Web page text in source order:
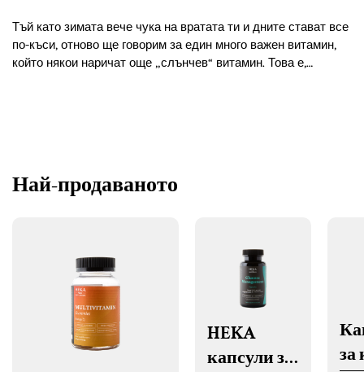
Тъй като зимата вече чука на вратата ти и дните стават все
по-къси, отново ще говорим за един много важен витамин,
който някои наричат още „слънчев“ витамин. Това е,
Най-продаваното
HEKA
капсули за
за